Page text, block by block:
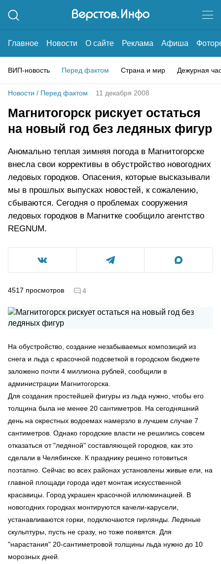
Главное Новости О сайте Реклама Афиша
ВИП-новость Перед фактом Страна и мир Дежурная
Новости / Перед фактом 11 декабря 2008
Магнитогорск рискует остаться
на новый год без ледяных фигур
Аномально теплая зимняя погода в Магнитогорске
внесла свои коррективы в обустройство новогодних
ледовых городков. Опасения, которые высказывали
мы в прошлых выпусках новостей, к сожалению,
сбываются. Сегодня о проблемах сооружения
ледовых городков в Магнитке сообщило агентство
REGNUM.
4517 просмотров 4
На обустройство, создание незабываемых композиций из
снега и льда с красочной подсветкой в городском бюджете
заложено почти 4 миллиона рублей, сообщили в
администрации Магнитогорска.
Для создания простейшей фигуры из льда нужно, чтобы его
толщина была не менее 20 сантиметров. На сегодняшний
день на окрестных водоемах намерзло в лучшем случае 7
сантиметров. Однако городские власти не решились совсем
отказаться от "ледяной" составляющей городков, как это
сделали в Челябинске. К празднику решено готовиться
поэтапно. Сейчас во всех районах установлены живые ели, на
главной площади города идет монтаж искусственной
красавицы. Город украшен красочной иллюминацией. В
новогодних городках монтируются качели-карусели,
устанавливаются горки, подключаются гирлянды. Ледяные
скульптуры, пусть не сразу, но тоже появятся. Для
"нарастания" 20-сантиметровой толщины льда нужно до 10
морозных дней.